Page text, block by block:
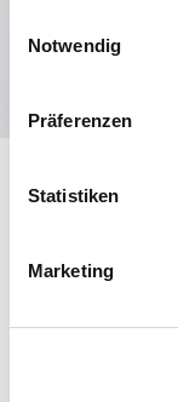
Notwendig
Präferenzen
Statistiken
Marketing
Schutzart
Dokumente